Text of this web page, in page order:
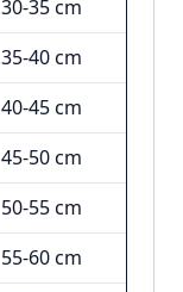
30-35 cm
35-40 cm
40-45 cm
45-50 cm
50-55 cm
55-60 cm